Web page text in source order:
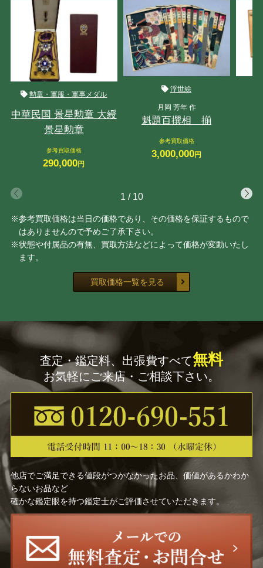
勲章・軍服・軍事メダル
中華民国 景星勲章 大綬
景星勲章
参考買取価格
290,000円
浮世絵
月岡 芳年 作
魁題百撰相 揃
参考買取価格
3,000,000円
1 / 10
※参考買取価格は当日の価格であり、その価格を保証するもので
はありませんので予めご了承下さい。
※状態や付属品の有無、買取方法などによって価格が変動いたし
ます。
買取価格一覧を見る
査定・鑑定料、出張費すべて無料
お気軽にご来店・ご相談下さい。
他店でご満足できる値段がつかなかったお品、価値があるかわか
らないお品など
確かな鑑定眼を持つ鑑定士がご評価させていただきます。